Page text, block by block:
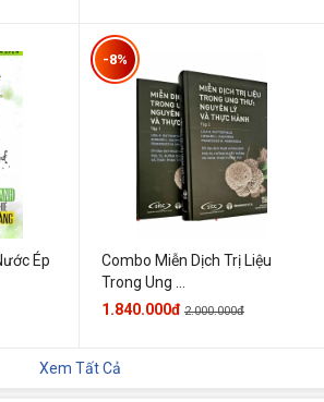
Ép
Combo Miễn Dịch Trị Liệu
Trong Ung ...
-8%
1.840.000đ 2.000.000đ
Xem Tất Cả